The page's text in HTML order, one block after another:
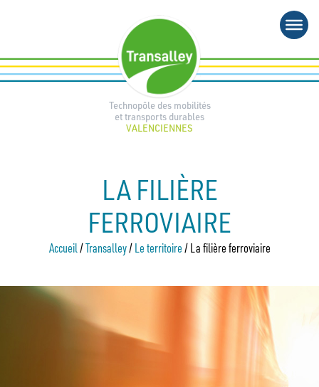
Technopôle des mobilités
et transports durables
VALENCIENNES
LA FILIÈRE
FERROVIAIRE
Accueil/Transalley/Le territoire/La filière ferroviaire